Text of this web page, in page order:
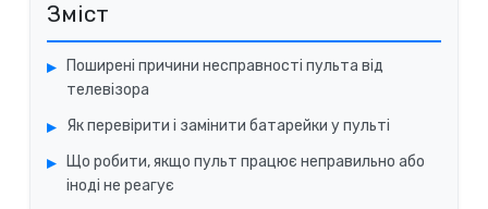
Зміст
Поширені причини несправності пульта від
телевізора
Як перевірити і замінити батарейки у пульті
Що робити, якщо пульт працює неправильно або
іноді не реагує